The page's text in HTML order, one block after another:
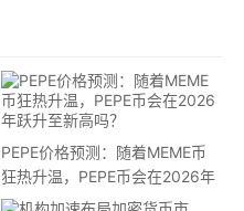
PEPE价格预测：随着MEME币
狂热升温，PEPE币会在2026年
跃升至新高吗？